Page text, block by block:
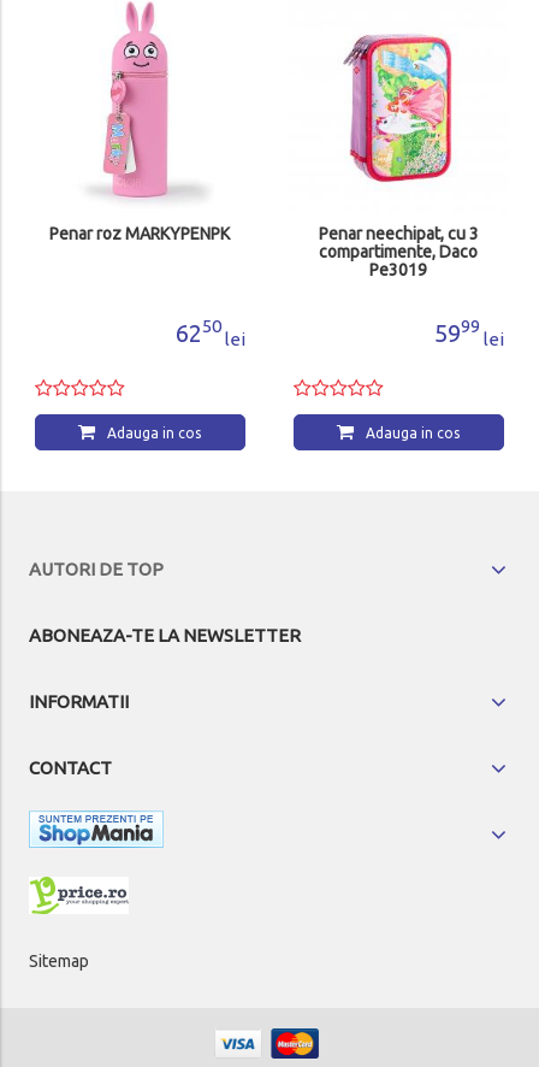
Penar roz MARKYPENPK
6250
lei
Adauga in cos
Penar neechipat, cu 3
compartimente, Daco
Pe3019
5999
lei
Adauga in cos
AUTORI DE TOP
ABONEAZA-TE LA NEWSLETTER
INFORMATII
CONTACT
Sitemap